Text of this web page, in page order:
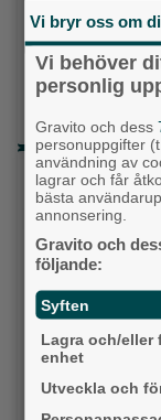
Då börjar
Detta
Alingsås
Vi bryr oss om
Vi behöver
personlig
Gravito och dess
personuppgifter
användning av
lagrar och får
bästa
annonsering.
Gravito och
följande:
Syften
Lagra och/eller
enhet
Utveckla och